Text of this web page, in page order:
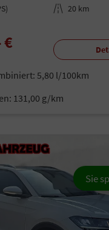
Kilometerstand 20 km
€
5,80 l/100km
131,00 g/km
Sie